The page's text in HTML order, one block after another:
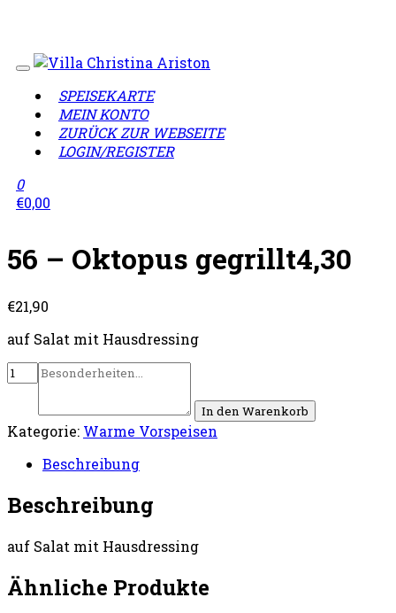
SPEISEKARTE
MEIN KONTO
ZURÜCK ZUR WEBSEITE
LOGIN/REGISTER
0
€0,00
56 – Oktopus gegrillt4,30
€21,90
auf Salat mit Hausdressing
In den Warenkorb
Kategorie: Warme Vorspeisen
Beschreibung
Beschreibung
auf Salat mit Hausdressing
Ähnliche Produkte